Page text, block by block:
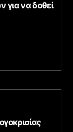
για να δοθεί